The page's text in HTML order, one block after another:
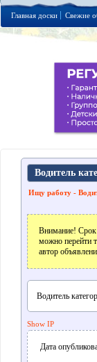
Главная доски Свежие
Водитель
Ищу работу -
Внимание! Срок
можно перейти
автор
Водитель
Show IP
Дата